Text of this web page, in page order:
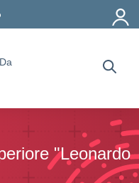
"Leonardo